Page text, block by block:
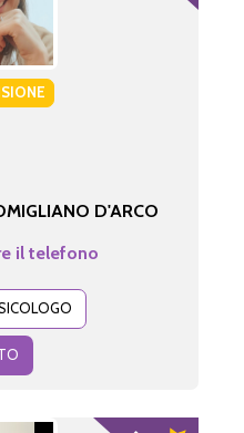
D'ARCO
il telefono